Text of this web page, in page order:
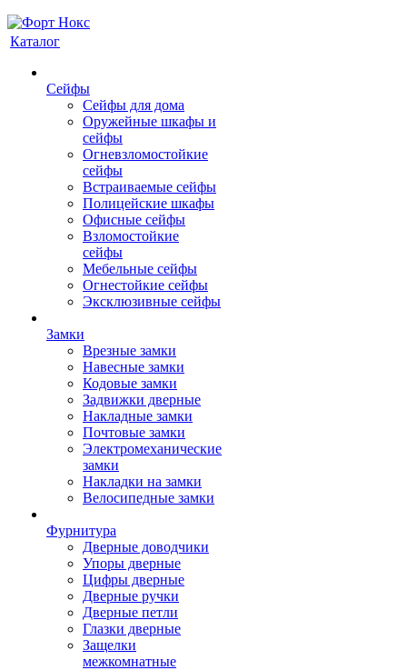
Каталог
Сейфы
Сейфы для дома
Оружейные шкафы и
сейфы
Огневзломостойкие
сейфы
Встраиваемые сейфы
Полицейские шкафы
Офисные сейфы
Взломостойкие
сейфы
Мебельные сейфы
Огнестойкие сейфы
Эксклюзивные сейфы
Замки
Врезные замки
Навесные замки
Кодовые замки
Задвижки дверные
Накладные замки
Почтовые замки
Электромеханические
замки
Накладки на замки
Велосипедные замки
Фурнитура
Дверные доводчики
Упоры дверные
Цифры дверные
Дверные ручки
Дверные петли
Глазки дверные
Защелки
межкомнатные